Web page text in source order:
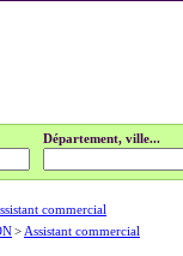
Département, ville...
commercial
> Assistant commercial